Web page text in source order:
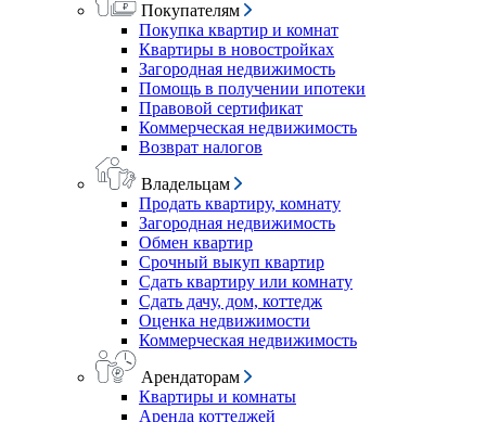
Покупателям
Покупка квартир и комнат
Квартиры в новостройках
Загородная недвижимость
Помощь в получении ипотеки
Правовой сертификат
Коммерческая недвижимость
Возврат налогов
Владельцам
Продать квартиру, комнату
Загородная недвижимость
Обмен квартир
Срочный выкуп квартир
Сдать квартиру или комнату
Сдать дачу, дом, коттедж
Оценка недвижимости
Коммерческая недвижимость
Арендаторам
Квартиры и комнаты
Аренда коттеджей